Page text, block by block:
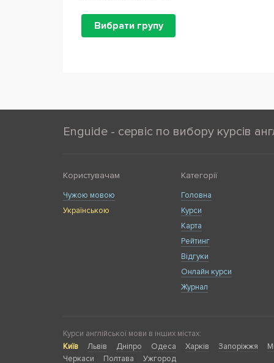
Вибрати групу
Enguide - сервіс по вибору курсів
Користувачам
Чужою мовою
Українською
Категорії
Головна
Курси
Карта
Рейтинг
Відгуки
Онлайн курси
Журнал
Курси англійської мови в інших містах:
Київ
Львів Дніпро Одеса Харків Запоріжжя
Черкаси
Полтава Ужгород